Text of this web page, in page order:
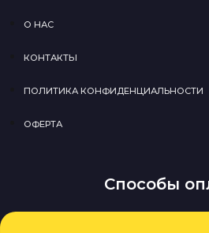
О НАС
КОНТАКТЫ
ПОЛИТИКА КОНФИДЕНЦИАЛЬНОСТИ
ОФЕРТА
Способы